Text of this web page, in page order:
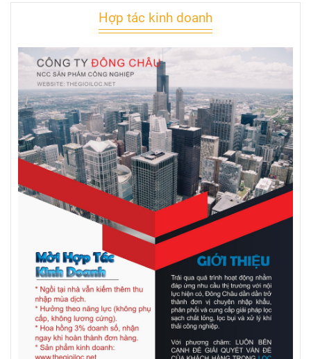
Hợp tác kinh doanh